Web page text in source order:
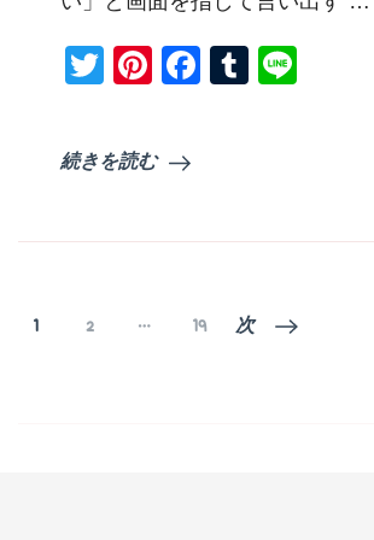
TwitterPinterest
Facebook
Tumblr
続きを読む
投
固
1
固
2 …
固
19 次